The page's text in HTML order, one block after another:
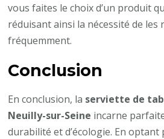
vous faites le choix d’un produit
réduisant ainsi la nécessité de les
fréquemment.
Conclusion
En conclusion, la serviette de
Neuilly-sur-Seine incarne
durabilité et d’écologie. En